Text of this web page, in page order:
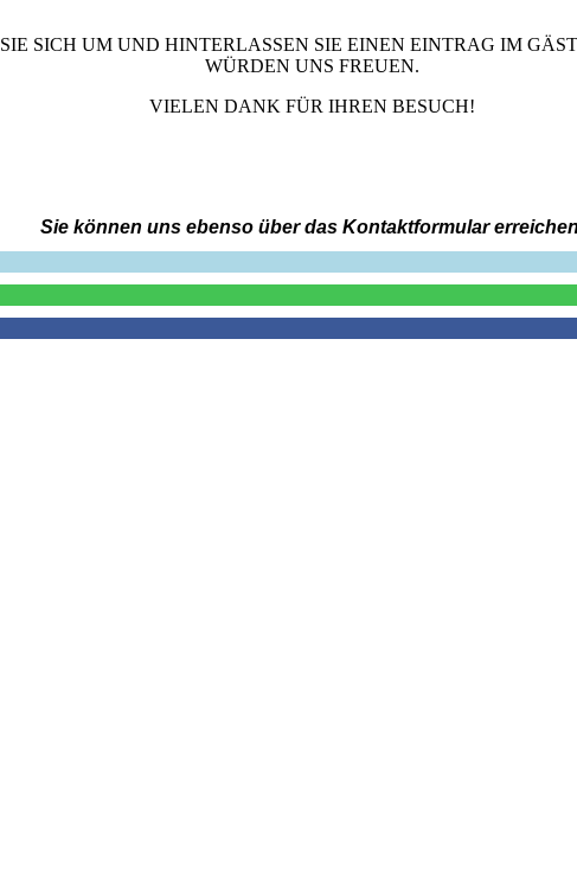
SICH UM UND HINTERLASSEN SIE EINEN EINTRAG IM
WÜRDEN UNS FREUEN.
VIELEN DANK FÜR IHREN BESUCH!
Sie können uns ebenso über das Kontaktformular